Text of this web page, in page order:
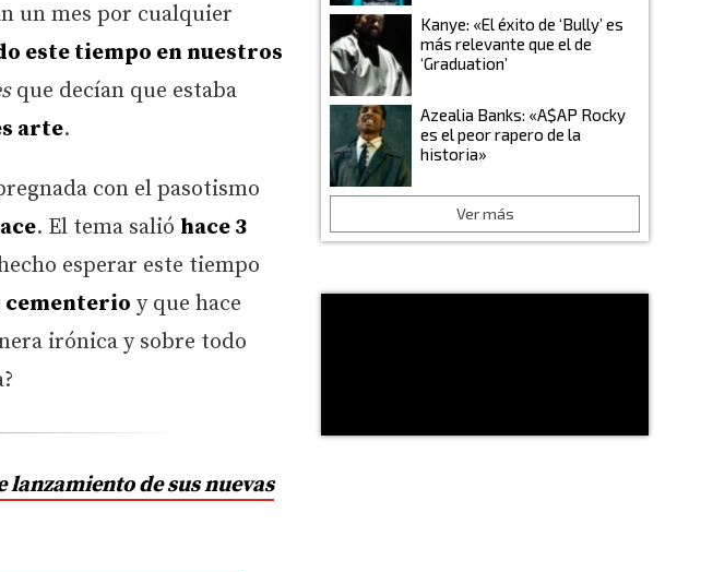
un mes por cualquier
este tiempo en nuestros
que decían que estaba
arte.
con el pasotismo
. El tema salió hace 3
esperar este tiempo
cementerio y que hace
irónica y sobre todo
lanzamiento de sus nuevas
Kanye: «El éxito de ‘Bully’ es
más relevante que el de
‘Graduation’
Azealia Banks: «A$AP Rocky
es el peor rapero de la
historia»
Ver más